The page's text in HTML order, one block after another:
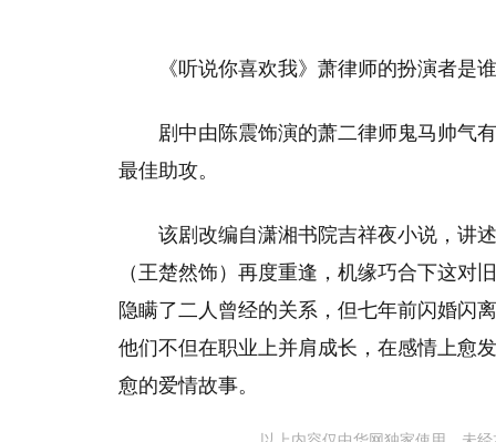
《听说你喜欢我》萧律师的扮演者是谁
剧中由陈震饰演的萧二律师鬼马帅气
最佳助攻。
该剧改编自潇湘书院吉祥夜小说，讲
（王楚然饰）再度重逢，机缘巧合下这对
隐瞒了二人曾经的关系，但七年前闪婚闪
他们不但在职业上并肩成长，在感情上愈
愈的爱情故事。